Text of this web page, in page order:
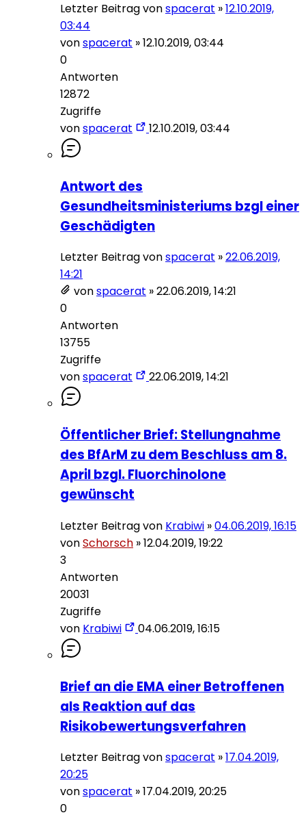
Letzter Beitrag vonspacerat »12.10.2019,
03:44
vonspacerat »12.10.2019, 03:44
0
Antworten
12872
Zugriffe
vonspacerat 12.10.2019, 03:44
Antwort des
Gesundheitsministeriums bzgl einer
Geschädigten
Letzter Beitrag vonspacerat »22.06.2019,
14:21
vonspacerat »22.06.2019, 14:21
0
Antworten
13755
Zugriffe
vonspacerat 22.06.2019, 14:21
Öffentlicher Brief: Stellungnahme
des BfArM zu dem Beschluss am 8.
April bzgl. Fluorchinolone
gewünscht
Letzter Beitrag von Krabiwi »04.06.2019, 16:15
vonSchorsch »12.04.2019, 19:22
3
Antworten
20031
Zugriffe
von Krabiwi 04.06.2019, 16:15
Brief an die EMA einer Betroffenen
als Reaktion auf das
Risikobewertungsverfahren
Letzter Beitrag vonspacerat »17.04.2019,
20:25
vonspacerat »17.04.2019, 20:25
0